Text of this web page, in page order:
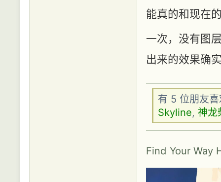
能真的和现在
一次，没有图
出来的效果确
有 5 位朋友
Skyline, 神龙
Find Your Way